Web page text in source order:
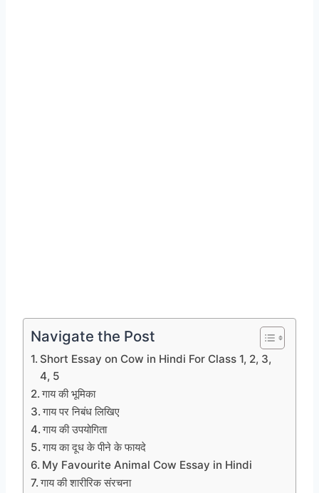
Navigate the Post
Short Essay on Cow in Hindi For Class 1, 2, 3,
4, 5
गाय की भूमिका
गाय पर निबंध लिखिए
गाय की उपयोगिता
गाय का दूध के पीने के फायदे
My Favourite Animal Cow Essay in Hindi
गाय की शारीरिक संरचना